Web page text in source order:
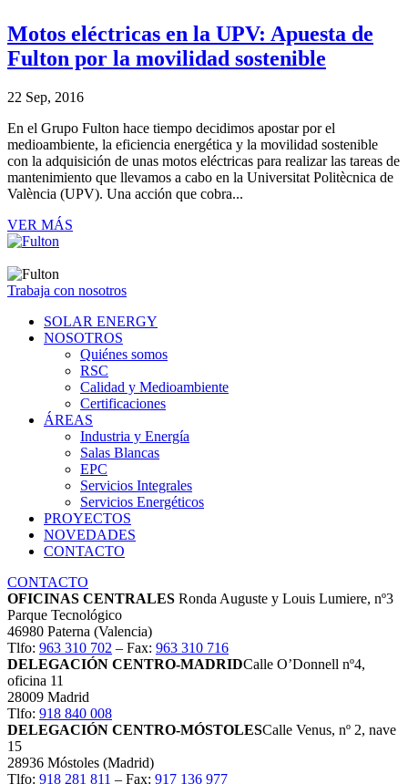
Motos eléctricas en la UPV: Apuesta de
Fulton por la movilidad sostenible
22 Sep, 2016
En el Grupo Fulton hace tiempo decidimos apostar por el
medioambiente, la eficiencia energética y la movilidad sostenible
con la adquisición de unas motos eléctricas para realizar las tareas de
mantenimiento que llevamos a cabo en la Universitat Politècnica de
València (UPV). Una acción que cobra...
VER MÁS
Trabaja con nosotros
SOLAR ENERGY
NOSOTROS
Quiénes somos
RSC
Calidad y Medioambiente
Certificaciones
ÁREAS
Industria y Energía
Salas Blancas
EPC
Servicios Integrales
Servicios Energéticos
PROYECTOS
NOVEDADES
CONTACTO
CONTACTO
OFICINAS CENTRALES Ronda Auguste y Louis Lumiere, nº3
Parque Tecnológico
46980 Paterna (Valencia)
Tlfo: 963 310 702 – Fax: 963 310 716
DELEGACIÓN CENTRO-MADRIDCalle O’Donnell nº4,
oficina 11
28009 Madrid
Tlfo: 918 840 008
DELEGACIÓN CENTRO-MÓSTOLESCalle Venus, nº 2, nave
15
28936 Móstoles (Madrid)
Tlfo: 918 281 811 – Fax: 917 136 977